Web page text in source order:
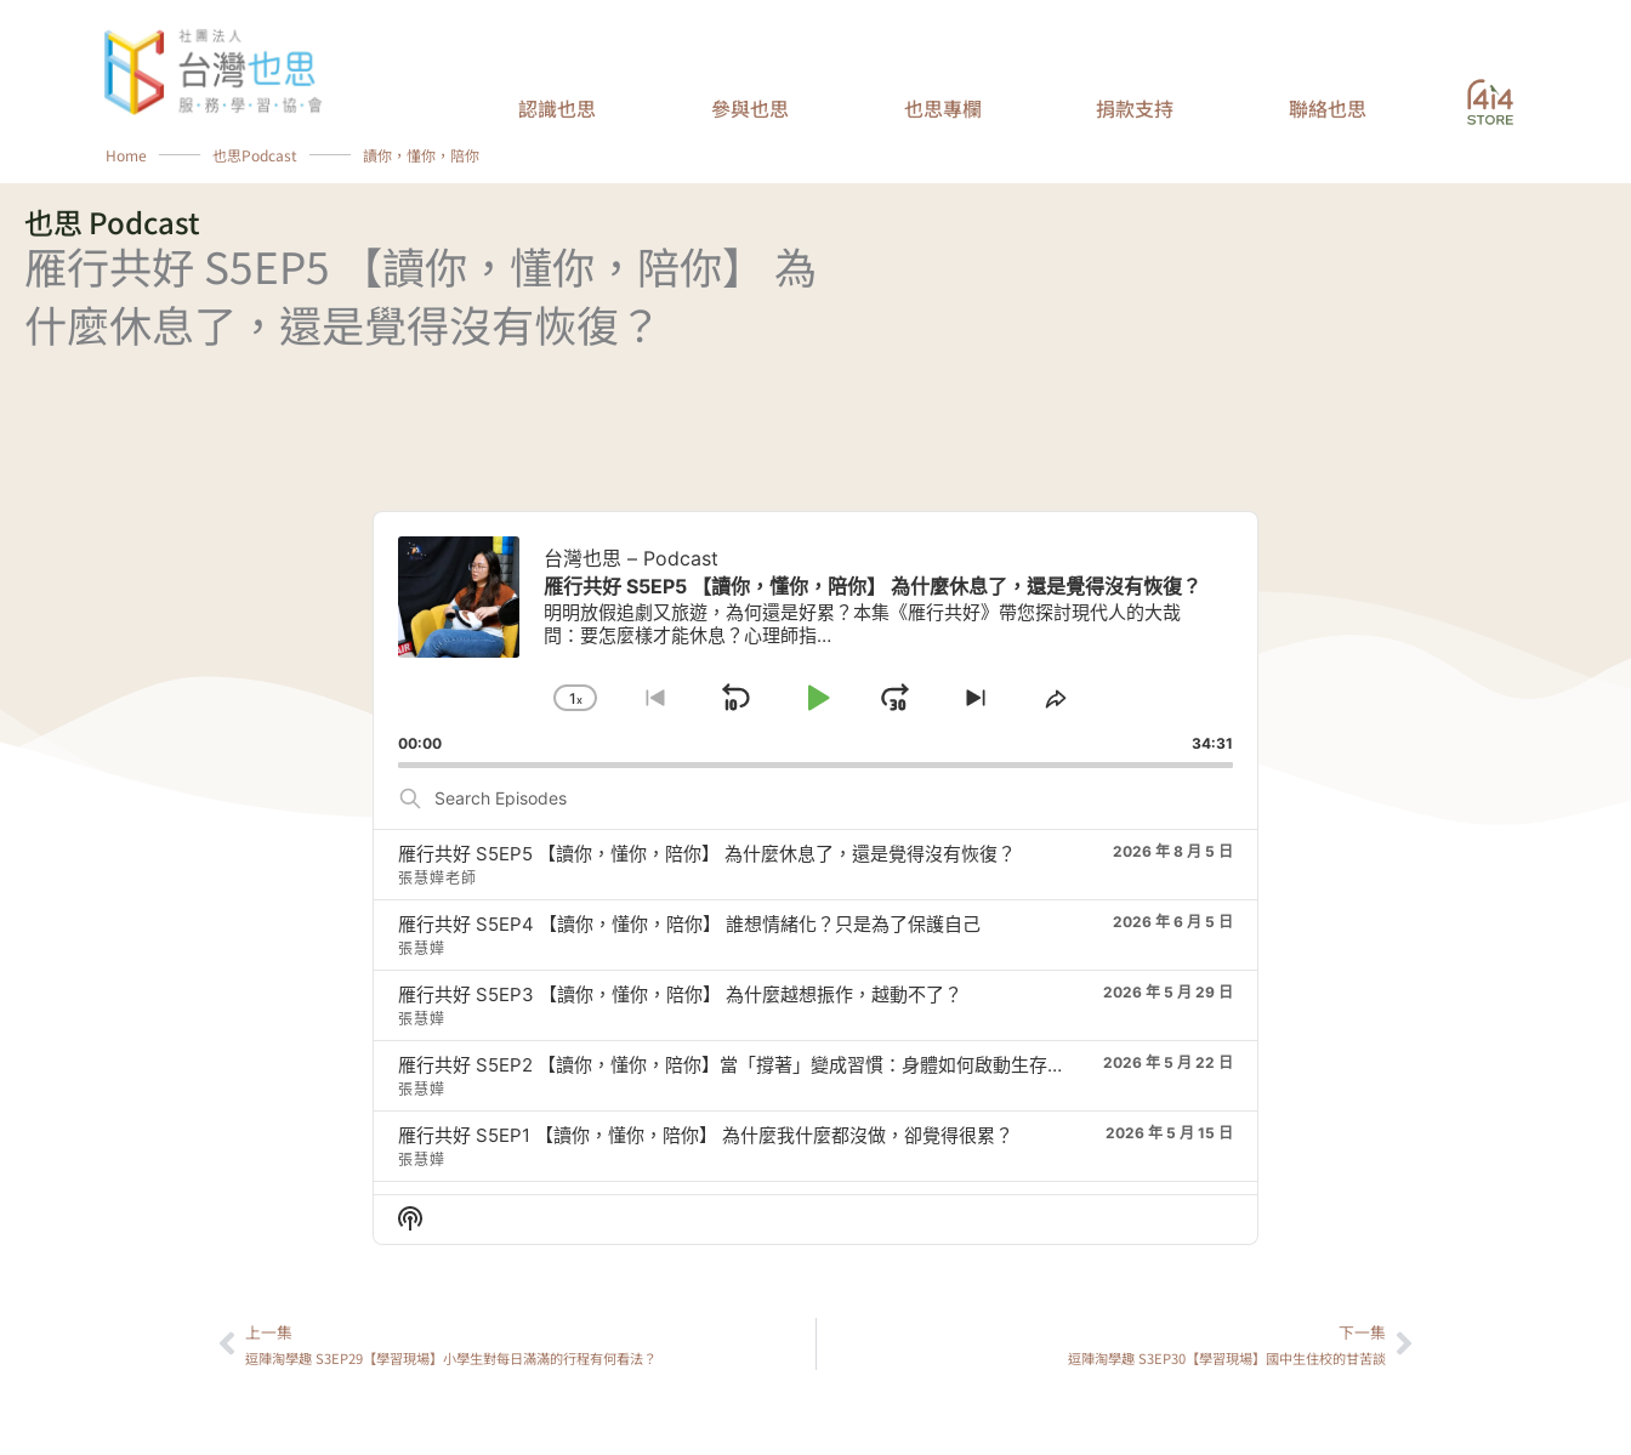
容
認識也思 參與也思 也思專欄 捐款支持 聯絡也思
Home ⸻ 也思Podcast ⸻ 讀你，懂你，陪你
也思 Podcast
雁行共好 S5EP5 【讀你，懂你，陪你】 為
什麼休息了，還是覺得沒有恢復？
Audio
Player
台灣也思 – Podcast
雁行共好 S5EP5 【讀你，懂你，陪你】 為什麼休息了，還是覺得沒有恢復？
明明放假追劇又旅遊，為何還是好累？本集《雁行共好》帶您探討現代人的大哉
問：要怎麼樣才能休息？心理師指…
Change
Rate
1X
Go
Previous
Skip
Play JumpSkip
Next
Share
Episode
00:00 34:31
Search
Episodes
雁行共好 S5EP5 【讀你，懂你，陪你】 為什麼休息了，還是覺得沒有恢復？
2026 年 8 月 5 日
張慧嬅老師
雁行共好 S5EP4 【讀你，懂你，陪你】 誰想情緒化？只是為了保護自己
2026 年 6 月 5 日
張慧嬅
雁行共好 S5EP3 【讀你，懂你，陪你】 為什麼越想振作，越動不了？
2026 年 5 月 29 日
張慧嬅
雁行共好 S5EP2 【讀你，懂你，陪你】當「撐著」變成習慣：身體如何啟動生存模式？
2026 年 5 月 22 日
張慧嬅
雁行共好 S5EP1 【讀你，懂你，陪你】 為什麼我什麼都沒做，卻覺得很累？
2026 年 5 月 15 日
張慧嬅
雁行共好 S5EP0 【讀你，懂你，陪你】 陪伴社會退縮者的心理指南
張慧嬅老師
Show
Podcast
上一頁
上一集
逗陣淘學趣 S3EP29【學習現場】小學生對每日滿滿的行程有何看法？
下一集
逗陣淘學趣 S3EP30【學習現場】國中生住校的甘苦談下一篇